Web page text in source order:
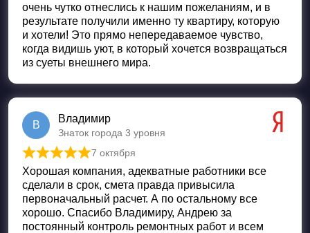
очень чутко отнеслись к нашим пожеланиям, и в
результате получили именно ту квартиру, которую
и хотели! Это прямо непередаваемое чувство,
когда видишь уют, в который хочется возвращаться
из суеты внешнего мира.
В
Владимир
Знаток города 3 уровня
Оценка 5из 5
7 октября
Хорошая компания, адекватные работники все
сделали в срок, смета правда привысила
первоначальный расчет. А по остальному все
хорошо. Спасибо Владимиру, Андрею за
постоянный контроль ремонтных работ и всем